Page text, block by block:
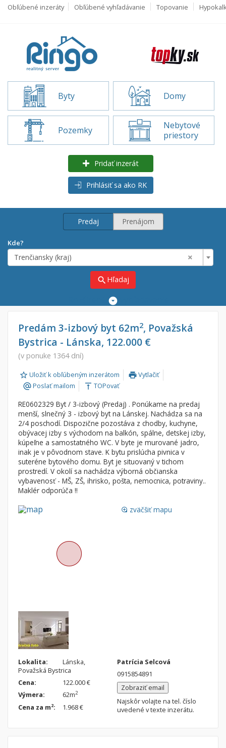
Obľúbené inzeráty Obľúbené vyhľadávanie Topovanie
Byty Domy
Pozemky
Nebytové
priestory
Pridať inzerát
Prihlásiť sa ako RK
Predaj Prenájom
Kde?
×
Trenčiansky (kraj)
search Hľadaj
Predaj
Prenájom
Od:
Do:
Lokalita
×
×
Trenčiansky (kraj)
Byt
Garsónky
Dvojgarsónky
4 a viac izbové byty
Dom
Vila
Priemyselný pozemok
Poľnohospodárske pozemky
Záhrada
Iný poľnohospodársky pozemok
Nebytové priestory Filtre
Súkromná inzercia
Predám 3-izbový byt 62m2, Považská
Bystrica - Lánska, 122.000 €
(v ponuke 1364 dní)
Uložiť k obľúbeným inzerátom printVytlačiť
alternate_emailPoslať mailom vertical_align_top TOPovať
RE0602329 Byt / 3-izbový (Predaj) . Ponúkame na predaj
menší, slnečný 3 - izbový byt na Lánskej. Nachádza sa na
2/4 poschodí. Dispozične pozostáva z chodby, kuchyne,
obývacej izby s východom na balkón, spálne, detskej izby,
kúpeľne a samostatného WC. V byte je murované jadro,
inak je v pôvodnom stave. K bytu prislúcha pivnica v
suteréne bytového domu. Byt je situovaný v tichom
prostredí. V okolí sa nachádza výborná občianska
vybavenosť - MŠ, ZŠ, ihrisko, pošta, nemocnica, potraviny..
Maklér odporúča !!
loupe zväčšiť mapu
Lokalita:
Lánska,
Považská Bystrica
Cena:
122.000 €
Výmera:
62m2
Cena za m2: 1.968 €
Patrícia Selcová
0915854891
Zobraziť email
Najskôr volajte na tel. číslo
uvedené v texte inzerátu.